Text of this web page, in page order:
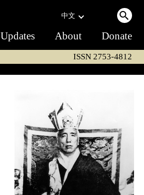
中文
Updates About Donate
ISSN 2753-4812